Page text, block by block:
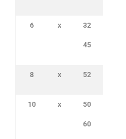
6 x 32
45
8 x 52
10 x 50
60